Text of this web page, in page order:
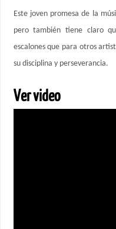
Este joven promesa de la
pero también tiene claro
escalones que para otros
su disciplina y perseverancia.
Ver video